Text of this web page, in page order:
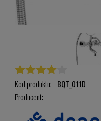
Kod produktu: BQT_011D
Producent: